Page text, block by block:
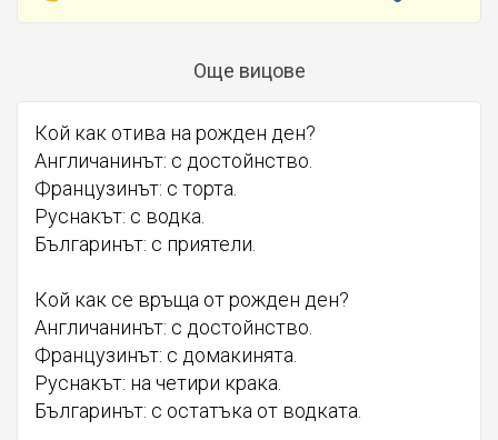
Още вицове
Кой как отива на рожден ден?
Англичанинът: с достойнство.
Французинът: с торта.
Руснакът: с водка.
Българинът: с приятели.
Кой как се връща от рожден ден?
Англичанинът: с достойнство.
Французинът: с домакинята.
Руснакът: на четири крака.
Българинът: с остатъка от водката.